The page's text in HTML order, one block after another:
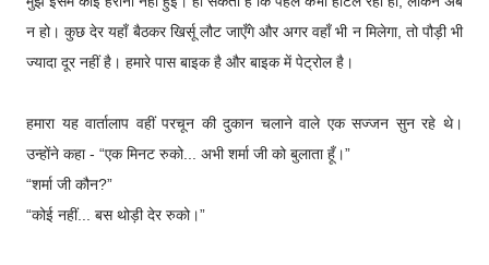
न हो। कुछ देर यहाँ बैठकर खिर्सू लौट जाएँगे और अगर वहाँ भी न मिलेगा, तो पौड़ी भी
ज्यादा दूर नहीं है। हमारे पास बाइक है और बाइक में पेट्रोल है।
हमारा यह वार्तालाप वहीं परचून की दुकान चलाने वाले एक सज्जन सुन रहे थे।
उन्होंने कहा - “एक मिनट रुको... अभी शर्मा जी को बुलाता हूँ।”
“शर्मा जी कौन?”
“कोई नहीं... बस थोड़ी देर रुको।”